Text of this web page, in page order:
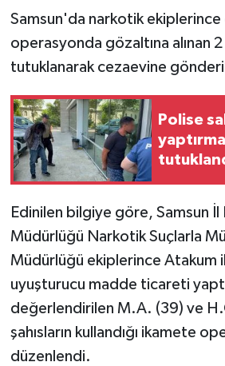
Samsun'da narkotik ekiplerince
operasyonda gözaltına alınan
tutuklanarak cezaevine
Polise
Edinilen bilgiye göre, Samsun İl
Müdürlüğü Narkotik Suçlarla
Müdürlüğü ekiplerince Atakum
uyuşturucu madde ticareti
değerlendirilen M.A. (39) ve
şahısların kullandığı ikamete
düzenlendi.